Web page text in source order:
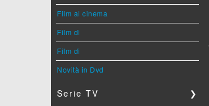
Film al cinema
Film di
Film di
Novità in Dvd
Serie TV ❯